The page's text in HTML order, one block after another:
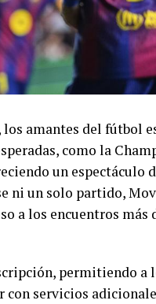
amantes del fútbol
como la
un espectáculo
ni un solo partido,
a los encuentros más
permitiendo a
con servicios